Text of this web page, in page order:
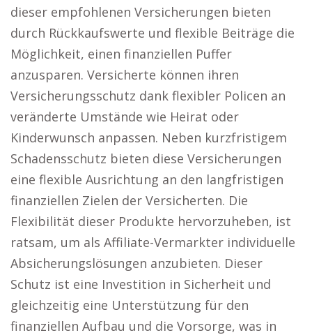
dieser empfohlenen Versicherungen bieten
durch Rückkaufswerte und flexible Beiträge die
Möglichkeit, einen finanziellen Puffer
anzusparen. Versicherte können ihren
Versicherungsschutz dank flexibler Policen an
veränderte Umstände wie Heirat oder
Kinderwunsch anpassen. Neben kurzfristigem
Schadensschutz bieten diese Versicherungen
eine flexible Ausrichtung an den langfristigen
finanziellen Zielen der Versicherten. Die
Flexibilität dieser Produkte hervorzuheben, ist
ratsam, um als Affiliate-Vermarkter individuelle
Absicherungslösungen anzubieten. Dieser
Schutz ist eine Investition in Sicherheit und
gleichzeitig eine Unterstützung für den
finanziellen Aufbau und die Vorsorge, was in